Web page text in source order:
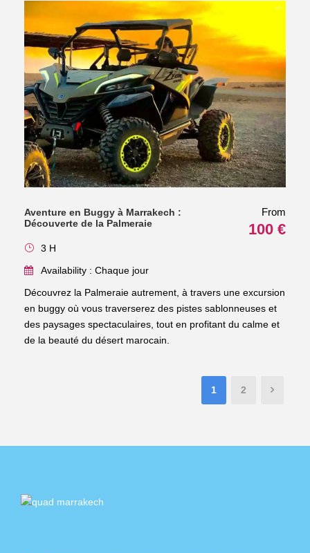
Aventure en Buggy à Marrakech :
Découverte de la Palmeraie
From
100 €
3 H
Availability : Chaque jour
Découvrez la Palmeraie autrement, à travers une excursion
en buggy où vous traverserez des pistes sablonneuses et
des paysages spectaculaires, tout en profitant du calme et
de la beauté du désert marocain.
1 2